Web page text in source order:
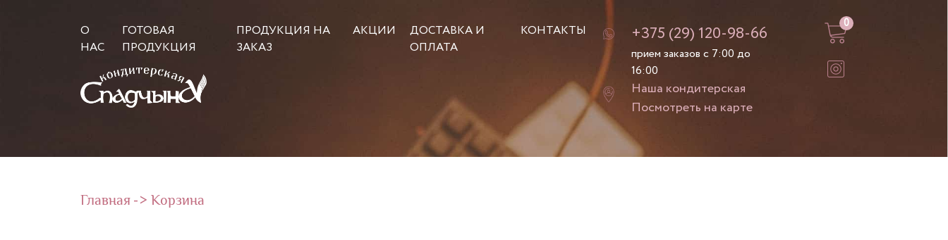
О
НАС
ГОТОВАЯ
ПРОДУКЦИЯ
ПРОДУКЦИЯ НА
ЗАКАЗ
АКЦИИ
ДОСТАВКА И
ОПЛАТА
КОНТАКТЫ +375 (29) 120-98-66
прием заказов с 7:00 до
16:00
Наша кондитерская
Посмотреть на карте
0
Главная-> Корзина